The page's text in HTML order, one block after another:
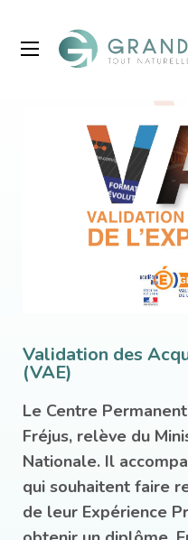
Validation des
(VAE)
Le Centre
Fréjus, relève du
Nationale. Il
qui souhaitent faire
de leur Expérience